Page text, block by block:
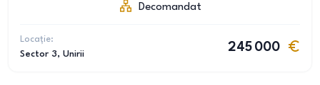
Decomandat
Locație:
Sector 3, Unirii
245 000